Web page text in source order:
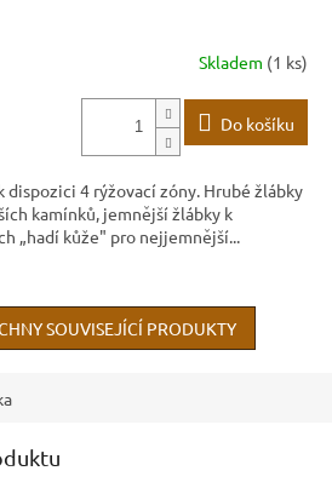
Skladem (1 ks)
Do košíku
dispozici 4 rýžovací zóny. Hrubé žlábky
kamínků, jemnější žlábky k
„hadí kůže" pro nejjemnější...
SOUVISEJÍCÍ PRODUKTY